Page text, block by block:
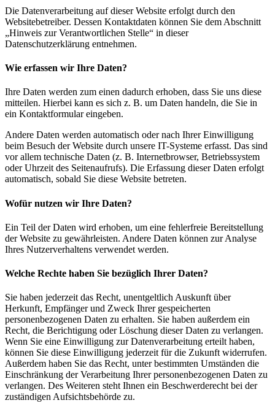
Die Datenverarbeitung auf dieser Website erfolgt durch den
Websitebetreiber. Dessen Kontaktdaten können Sie dem Abschnitt
„Hinweis zur Verantwortlichen Stelle“ in dieser
Datenschutzerklärung entnehmen.
Wie erfassen wir Ihre Daten?
Ihre Daten werden zum einen dadurch erhoben, dass Sie uns diese
mitteilen. Hierbei kann es sich z. B. um Daten handeln, die Sie in
ein Kontaktformular eingeben.
Andere Daten werden automatisch oder nach Ihrer Einwilligung
beim Besuch der Website durch unsere IT-Systeme erfasst. Das sind
vor allem technische Daten (z. B. Internetbrowser, Betriebssystem
oder Uhrzeit des Seitenaufrufs). Die Erfassung dieser Daten erfolgt
automatisch, sobald Sie diese Website betreten.
Wofür nutzen wir Ihre Daten?
Ein Teil der Daten wird erhoben, um eine fehlerfreie Bereitstellung
der Website zu gewährleisten. Andere Daten können zur Analyse
Ihres Nutzerverhaltens verwendet werden.
Welche Rechte haben Sie bezüglich Ihrer Daten?
Sie haben jederzeit das Recht, unentgeltlich Auskunft über
Herkunft, Empfänger und Zweck Ihrer gespeicherten
personenbezogenen Daten zu erhalten. Sie haben außerdem ein
Recht, die Berichtigung oder Löschung dieser Daten zu verlangen.
Wenn Sie eine Einwilligung zur Datenverarbeitung erteilt haben,
können Sie diese Einwilligung jederzeit für die Zukunft widerrufen.
Außerdem haben Sie das Recht, unter bestimmten Umständen die
Einschränkung der Verarbeitung Ihrer personenbezogenen Daten zu
verlangen. Des Weiteren steht Ihnen ein Beschwerderecht bei der
zuständigen Aufsichtsbehörde zu.